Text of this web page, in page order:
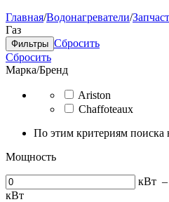
Главная/Водонагреватели/
Газ
Фильтры Сбросить
Сбросить
Марка/Бренд
Ariston
Chaffoteaux
По этим критериям поиска
Мощность
кВт –
кВт